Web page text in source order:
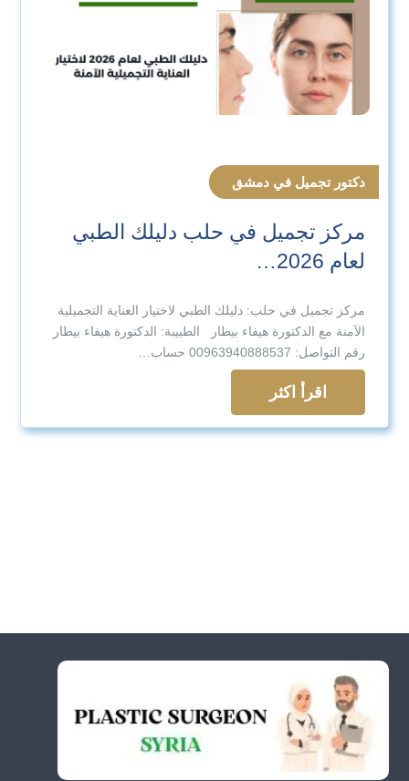
دكتور تجميل في دمشق
مركز تجميل في حلب دليلك الطبي
لعام 2026…
مركز تجميل في حلب: دليلك الطبي لاختيار العناية التجميلية
الآمنة مع الدكتورة هيفاء بيطار الطبيبة: الدكتورة هيفاء بيطار
رقم التواصل: 00963940888537 حساب…
اقرأ اكثر